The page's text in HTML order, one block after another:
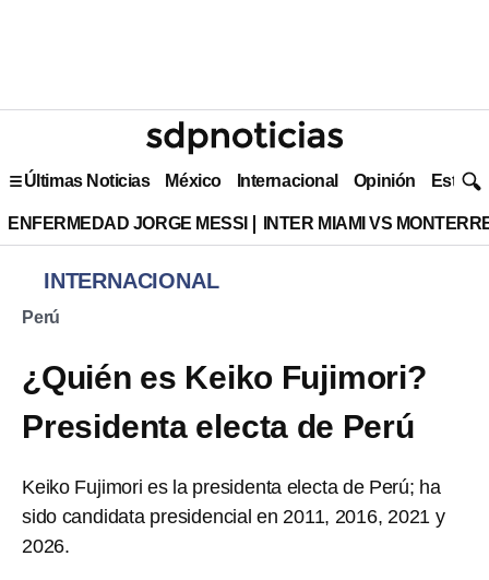
Últimas Noticias México Internacional Opinión Estilo
ENFERMEDAD JORGE MESSI INTER MIAMI VS
INTERNACIONAL
Perú
¿Quién es Keiko Fujimori?
Presidenta electa de Perú
Keiko Fujimori es la presidenta electa de Perú; ha
sido candidata presidencial en 2011, 2016, 2021 y
2026.